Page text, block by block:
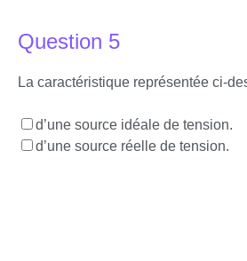
Question 5
La caractéristique représentée ci-
d’une source idéale de tension.
d’une source réelle de tension.